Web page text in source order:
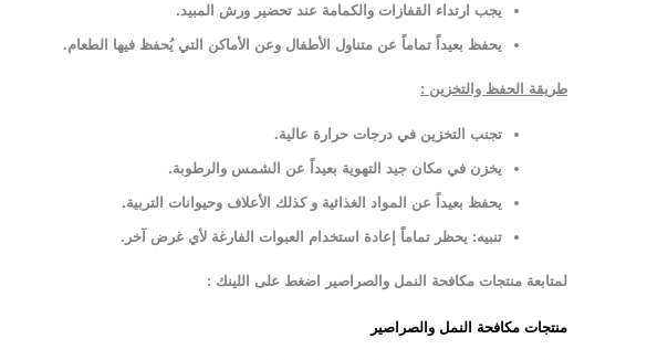
يجب ارتداء القفازات والكمامة عند تحضير ورش المبيد.
يحفظ بعيداً تماماً عن متناول الأطفال وعن الأماكن التي يُحفظ فيها الطعام.
طريقة الحفظ والتخزين :
تجنب التخزين في درجات حرارة عالية.
يخزن في مكان جيد التهوية بعيداً عن الشمس والرطوبة.
يحفظ بعيداً عن المواد الغذائية و كذلك الأعلاف وحيوانات التربية.
تنبيه: يحظر تماماً إعادة استخدام العبوات الفارغة لأي غرض آخر .
لمتابعة منتجات مكافحة النمل والصراصير اضغط على اللينك :
منتجات مكافحة النمل والصراصير